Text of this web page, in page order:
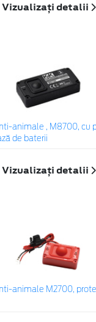
Vizualizați detalii
animale , M8700, cu
de baterii
Vizualizați detalii
animale M2700,